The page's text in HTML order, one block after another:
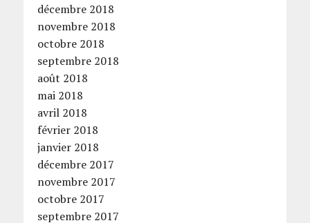
décembre 2018
novembre 2018
octobre 2018
septembre 2018
août 2018
mai 2018
avril 2018
février 2018
janvier 2018
décembre 2017
novembre 2017
octobre 2017
septembre 2017